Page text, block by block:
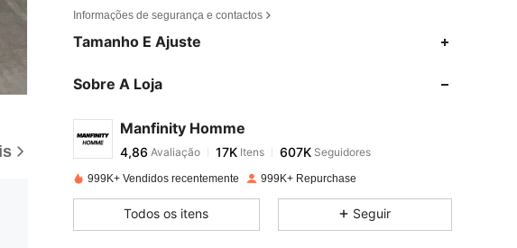
Informações de segurança e contactos
Tamanho E Ajuste
Sobre A Loja
Manfinity Homme
4,86
4,86 Avaliação 17K
r***apago1 dia atrás
999K+ Vendidos recentemente 999K+ Repurchase
Todos os itens Seguir